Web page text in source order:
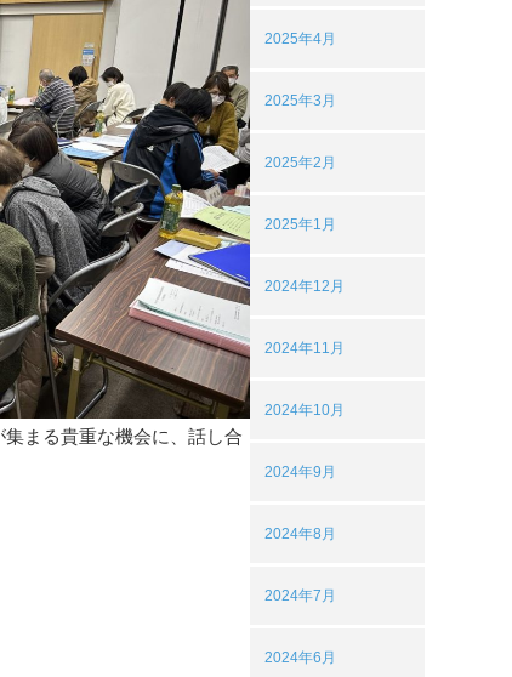
まる貴重な機会に、話し合
2025年4月
2025年3月
2025年2月
2025年1月
2024年12月
2024年11月
2024年10月
2024年9月
2024年8月
2024年7月
2024年6月